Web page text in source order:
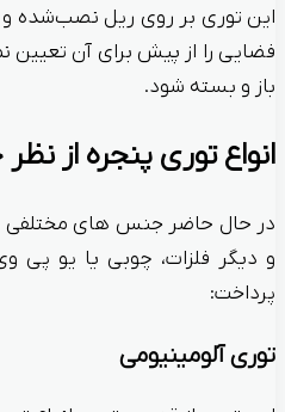
این توری بر روی ریل نصب‌شده
فضایی را از پیش برای آن
باز و بسته شود.
انواع توری پنجره از
در حال حاضر جنس های مختلفی
و دیگر فلزات، چوبی یا یو
پرداخت:
توری آلومینیومی